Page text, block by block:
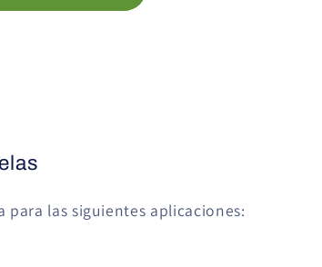
para las siguientes aplicaciones: